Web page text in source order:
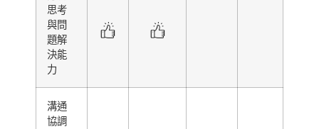
思考
與問
題解
決能
力
溝通
協調